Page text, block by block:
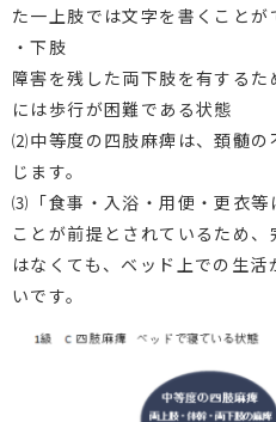
た一上肢では文字を書くことが
・下肢
障害を残した両下肢を有する
には歩行が困難である状態
⑵中等度の四肢麻痺は、頚髄の
じます。
⑶「食事・入浴・用便・更衣等
ことが前提とされているため
はなくても、ベッド上での生
いです。